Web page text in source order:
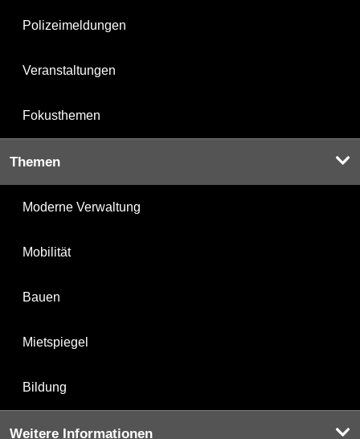
Polizeimeldungen
Veranstaltungen
Fokusthemen
Themen
Moderne Verwaltung
Mobilität
Bauen
Mietspiegel
Bildung
Weitere Informationen